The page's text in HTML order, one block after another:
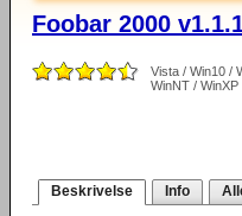
Foobar 2000
Vista / Win10 /
WinNT / WinXP
Beskrivelse Info